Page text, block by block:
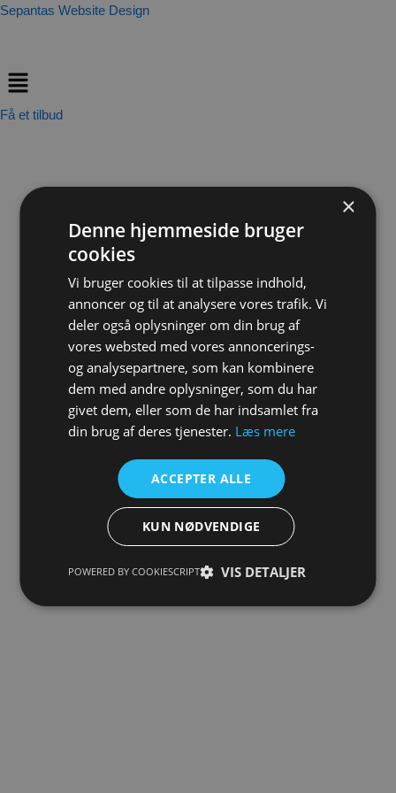
Skip
Sepantas Website Design
Menu
Få et tilbud
×
Denne hjemmeside bruger
cookies
Vi bruger cookies til at tilpasse indhold,
annoncer og til at analysere vores trafik. Vi
deler også oplysninger om din brug af
vores websted med vores annoncerings-
og analysepartnere, som kan kombinere
dem med andre oplysninger, som du har
givet dem, eller som de har indsamlet fra
din brug af deres tjenester. Læs mere
ACCEPTER ALLE
KUN NØDVENDIGE
VIS DETALJER
POWERED BY COOKIESCRIPT